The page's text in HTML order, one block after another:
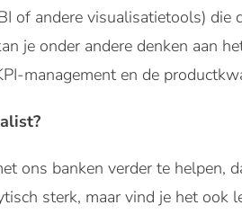
of andere visualisatietools)
je onder andere denken aan
management en de
ons banken verder te helpen,
sterk, maar vind je het ook